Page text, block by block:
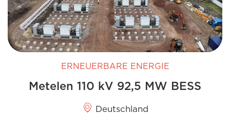
ERNEUERBARE ENERGIE
Metelen 110 kV 92,5 MW BESS
Deutschland